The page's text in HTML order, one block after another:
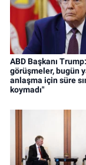
ABD Başkanı
görüşmeler, bugün
anlaşma için süre
koymadı"